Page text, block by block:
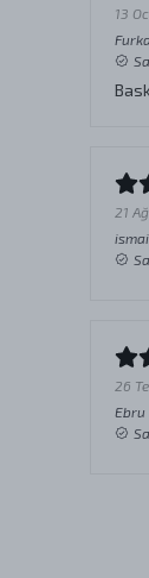
13
21
26
Ebru